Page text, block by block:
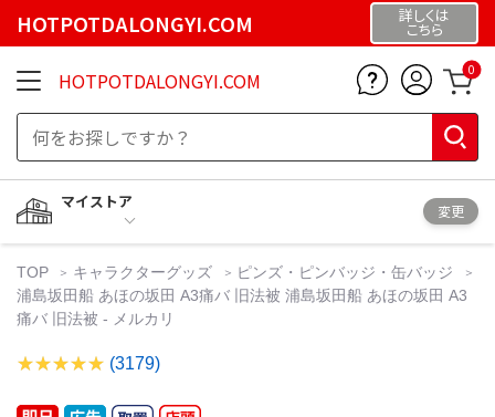
HOTPOTDALONGYI.COM 詳しくは
こちら
HOTPOTDALONGYI.COM 0
マイストア
変更
TOP キャラクターグッズ
ピンズ・ピンバッジ・缶バッジ
浦島坂田船 あほの坂田 A3痛バ 旧法被 浦島坂田船 あほの坂田 A3
痛バ 旧法被 - メルカリ
(3179)